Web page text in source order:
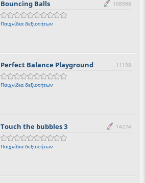
Bouncing Balls 108988
Παιχνίδια δεξιοτήτων
Perfect Balance Playground 11198
Παιχνίδια δεξιοτήτων
Touch the bubbles 3 14274
Παιχνίδια δεξιοτήτων